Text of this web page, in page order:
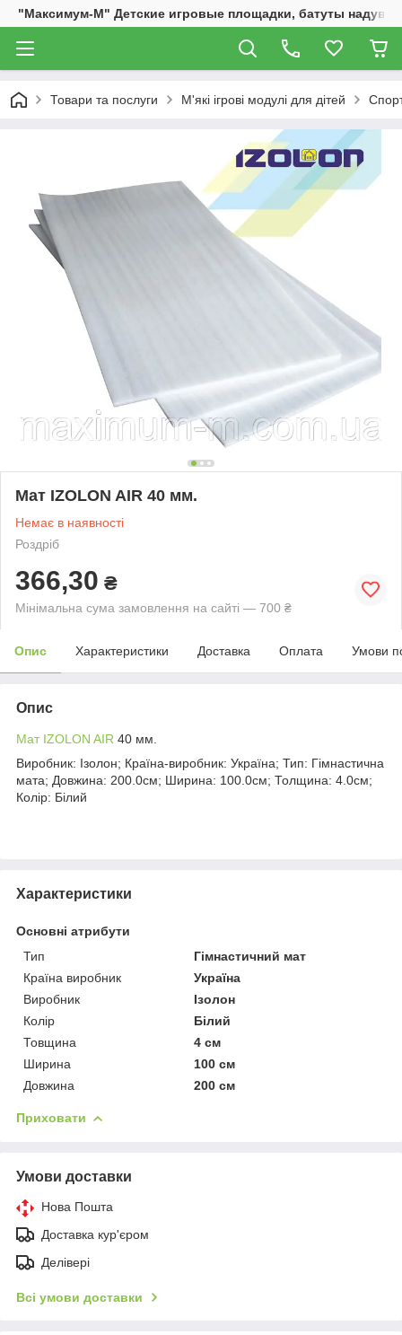
"Максимум-М" Детские игровые площадки, батуты
Товари та послуги М'які ігрові модулі для дітей
Мат IZOLON AIR 40 мм.
Немає в наявності
Роздріб
366,30 ₴
Мінімальна сума замовлення на сайті — 700 ₴
Опис Характеристики Доставка Оплата Умови
Опис
Мат IZOLON AIR 40 мм.
Виробник: Ізолон; Країна-виробник: Україна; Тип: Гімнастична
мата; Довжина: 200.0см; Ширина: 100.0см; Толщина: 4.0см;
Колір: Білий
Характеристики
Основні атрибути
Тип
Гімнастичний мат
Країна виробник
Україна
Виробник
Ізолон
Колір
Білий
Товщина
4 см
Ширина
100 см
Довжина
200 см
Приховати
Умови доставки
Нова Пошта
Доставка кур'єром
Делівері
Всі умови доставки